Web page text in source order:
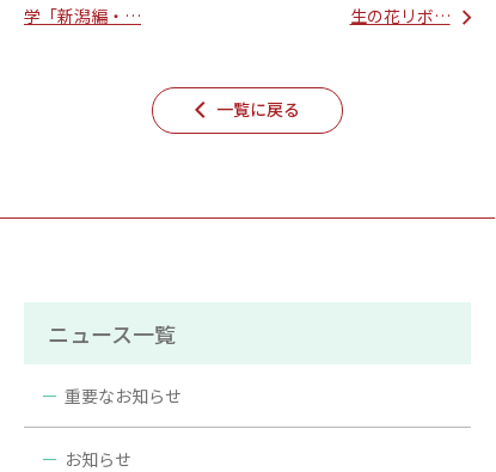
学「新潟編・…
生の花リボ…
一覧に戻る
ニュース一覧
重要なお知らせ
お知らせ